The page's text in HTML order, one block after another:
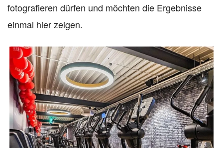
fotografieren dürfen und möchten die Ergebnisse
einmal hier zeigen.